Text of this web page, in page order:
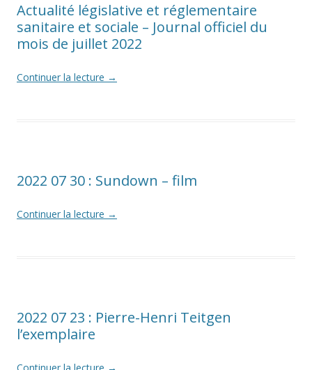
Actualité législative et réglementaire
sanitaire et sociale – Journal officiel du
mois de juillet 2022
Continuer la lecture →
2022 07 30 : Sundown – film
Continuer la lecture →
2022 07 23 : Pierre-Henri Teitgen
l’exemplaire